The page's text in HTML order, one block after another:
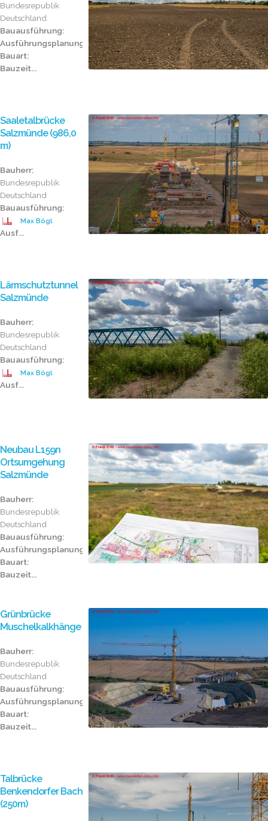
Bundesrepublik
Deutschland
Bauausführung:
Ausführungsplanung:
Bauart:
Bauzeit...
Saaletalbrücke
Salzmünde (986,0
m)
Bauherr:
Bundesrepublik
Deutschland
Bauausführung:
Max Bögl
Ausf...
Lärmschutztunnel
Salzmünde
Bauherr:
Bundesrepublik
Deutschland
Bauausführung:
Max Bögl
Ausf...
Neubau L159n
Ortsumgehung
Salzmünde
Bauherr:
Bundesrepublik
Deutschland
Bauausführung:
Ausführungsplanung:
Bauart:
Bauzeit...
Grünbrücke
Muschelkalkhänge
Bauherr:
Bundesrepublik
Deutschland
Bauausführung:
Ausführungsplanung:
Bauart:
Bauzeit...
Talbrücke
Benkendorfer Bach
(250m)